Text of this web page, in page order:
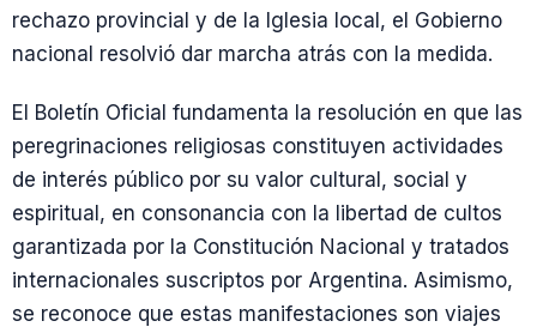
rechazo provincial y de la Iglesia local, el Gobierno
nacional resolvió dar marcha atrás con la medida.
El Boletín Oficial fundamenta la resolución en que las
peregrinaciones religiosas constituyen actividades
de interés público por su valor cultural, social y
espiritual, en consonancia con la libertad de cultos
garantizada por la Constitución Nacional y tratados
internacionales suscriptos por Argentina. Asimismo,
se reconoce que estas manifestaciones son viajes